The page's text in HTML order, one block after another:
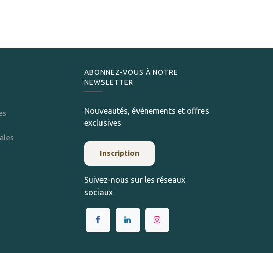
ABONNEZ-VOUS À NOTRE
NEWSLETTER
Nouveautés, événements et offres
exclusives
Inscription
Suivez-nous sur les réseaux
sociaux